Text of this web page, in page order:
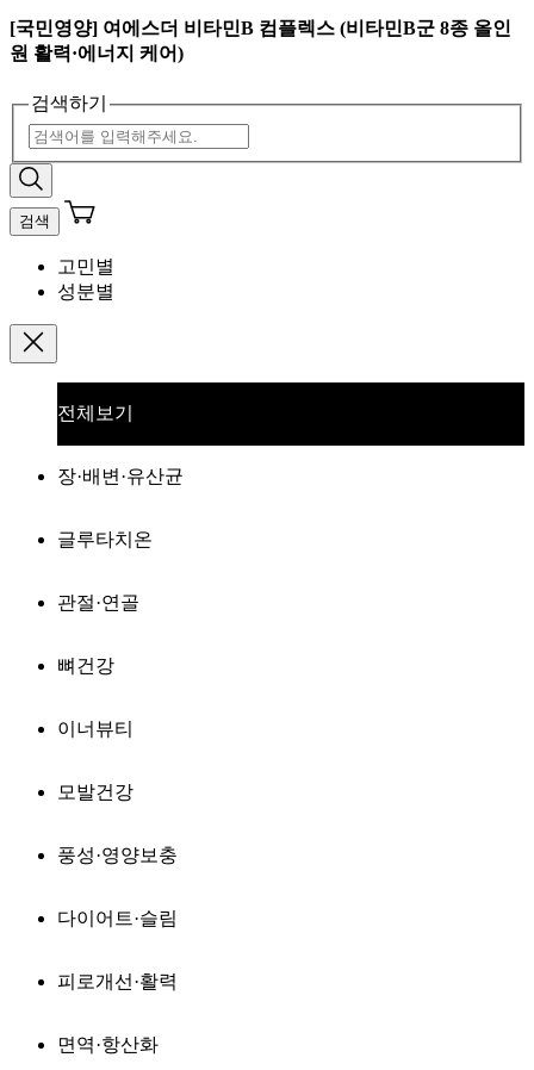
[국민영양] 여에스더 비타민B 컴플렉스 (비타민B군 8종 올인
원 활력·에너지 케어)
검색하기
검색
고민별
성분별
전체보기
장·배변·유산균
글루타치온
관절·연골
뼈건강
이너뷰티
모발건강
풍성·영양보충
다이어트·슬림
피로개선·활력
면역·항산화